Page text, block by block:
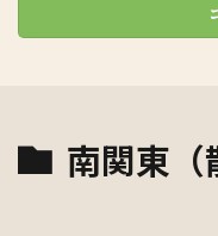
南関東（